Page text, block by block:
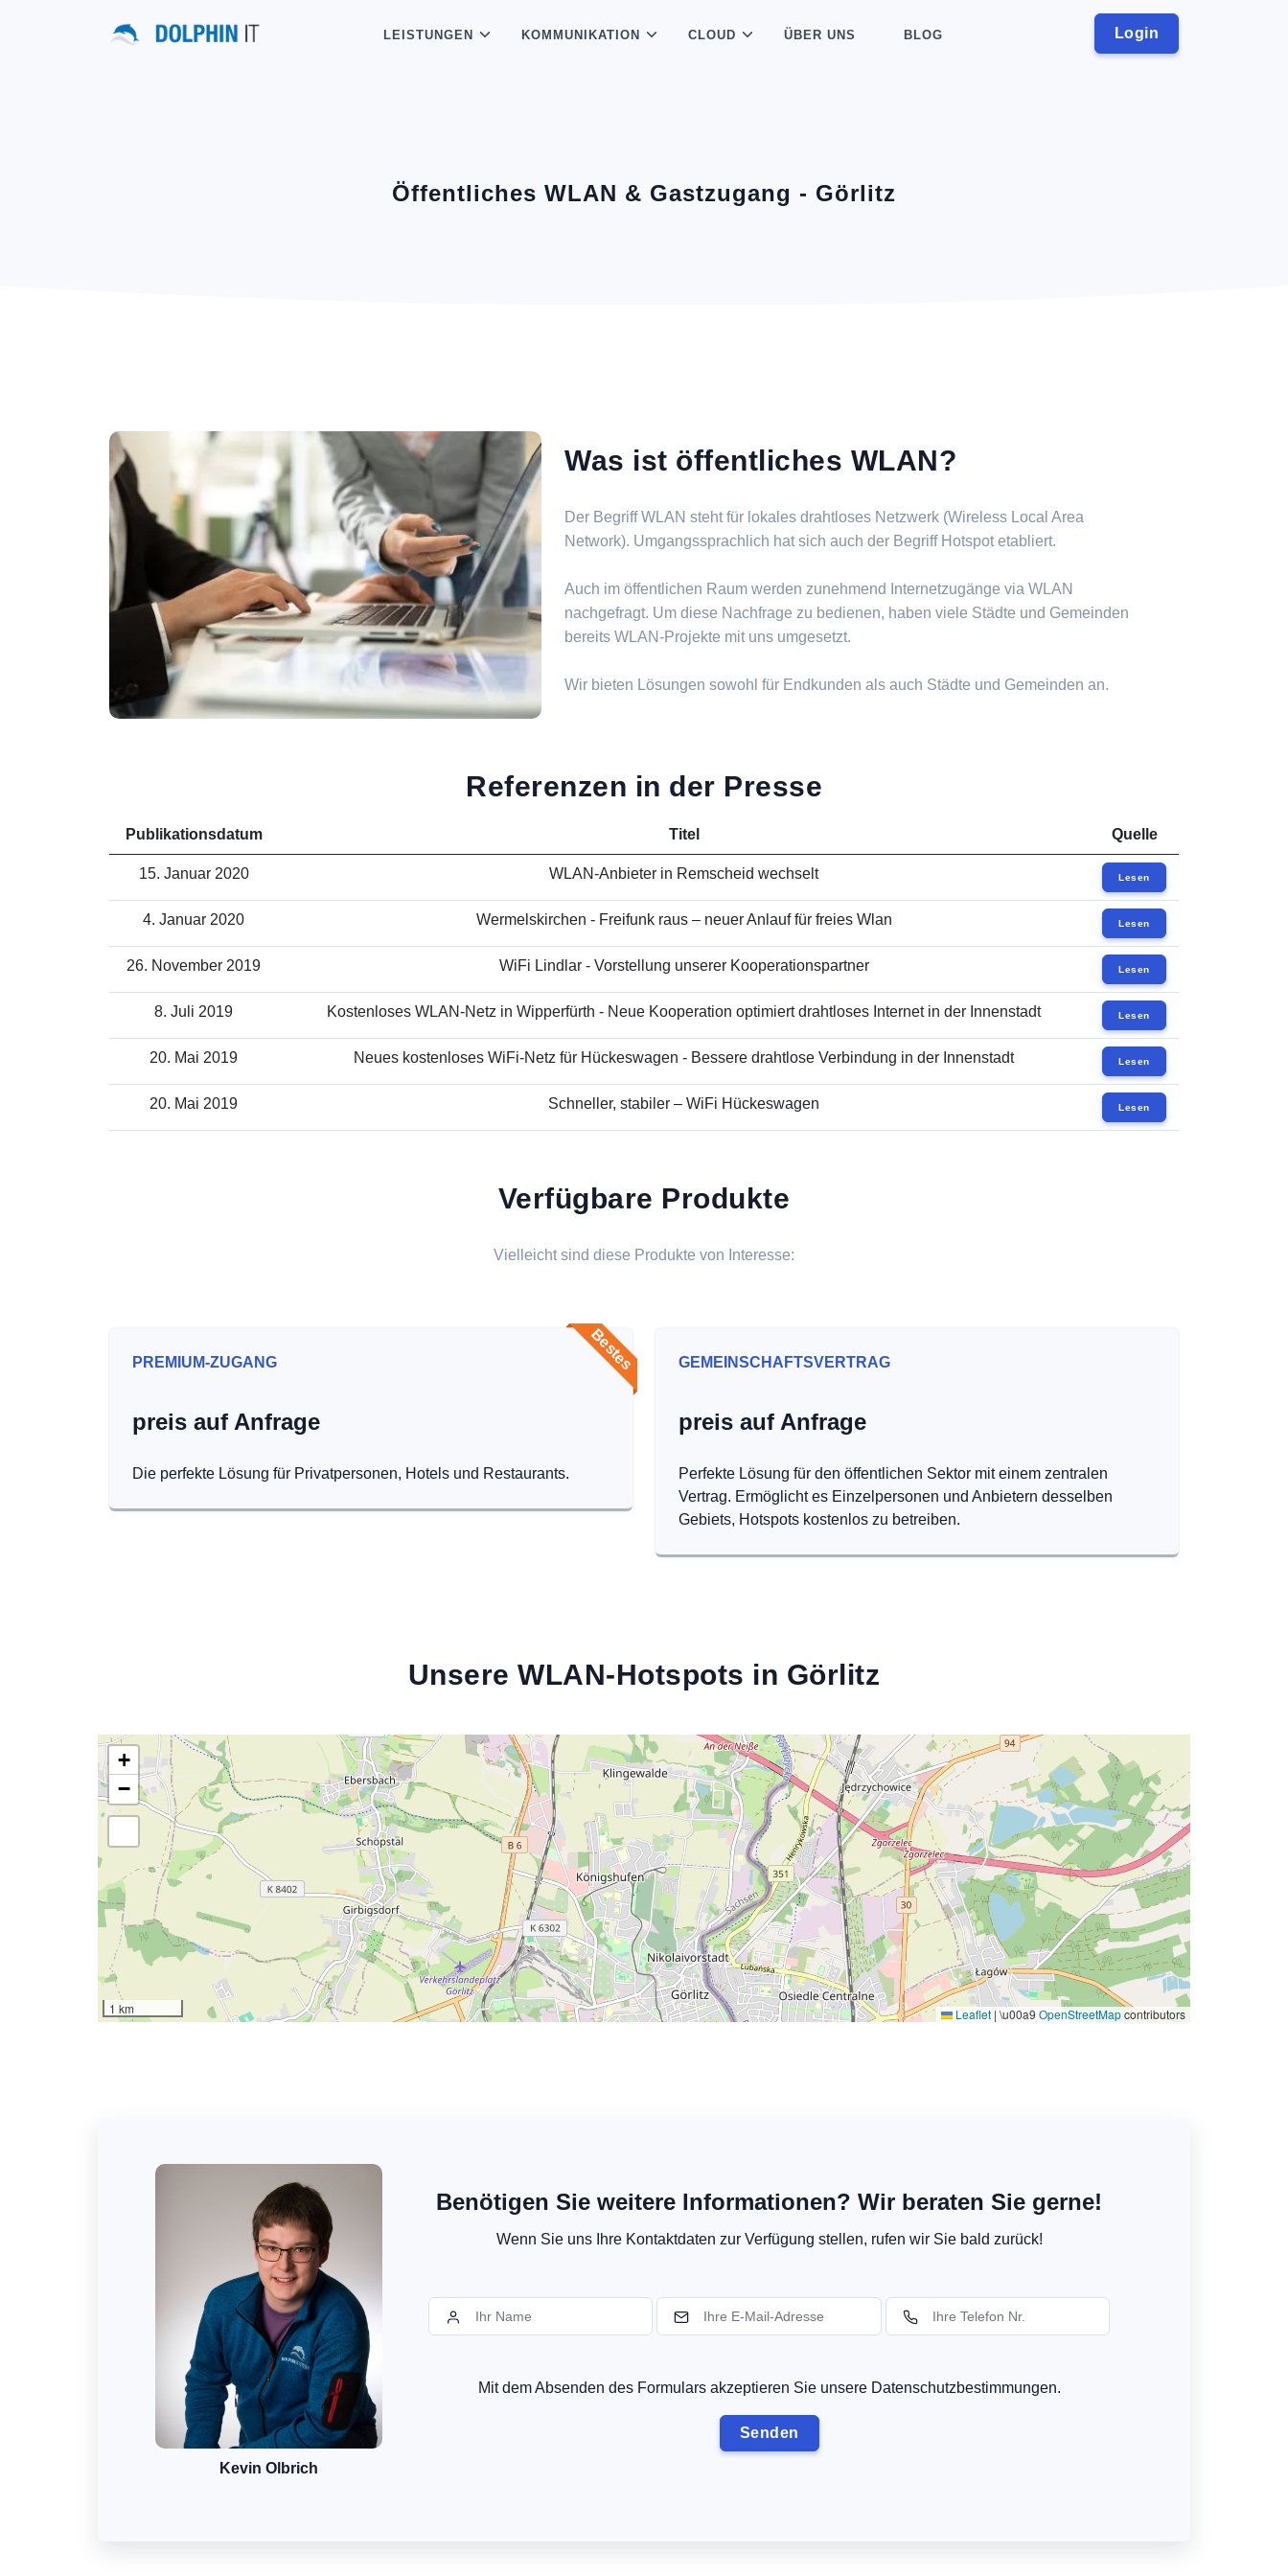
Login
LEISTUNGEN KOMMUNIKATION CLOUD ÜBER UNS BLOG
Öffentliches WLAN & Gastzugang - Görlitz
Was ist öffentliches WLAN?
Der Begriff WLAN steht für lokales drahtloses Netzwerk (Wireless Local Area
Network). Umgangssprachlich hat sich auch der Begriff Hotspot etabliert.
Auch im öffentlichen Raum werden zunehmend Internetzugänge via WLAN
nachgefragt. Um diese Nachfrage zu bedienen, haben viele Städte und Gemeinden
bereits WLAN-Projekte mit uns umgesetzt.
Wir bieten Lösungen sowohl für Endkunden als auch Städte und Gemeinden an.
Referenzen in der Presse
Publikationsdatum Titel Quelle
15. Januar 2020 WLAN-Anbieter in Remscheid wechselt Lesen
4. Januar 2020 Wermelskirchen - Freifunk raus – neuer Anlauf für freies Wlan Lesen
26. November 2019 WiFi Lindlar - Vorstellung unserer Kooperationspartner Lesen
8. Juli 2019 Kostenloses WLAN-Netz in Wipperfürth - Neue Kooperation optimiert drahtloses Internet in der Innenstadt Lesen
20. Mai 2019 Neues kostenloses WiFi-Netz für Hückeswagen - Bessere drahtlose Verbindung in der Innenstadt Lesen
20. Mai 2019 Schneller, stabiler – WiFi Hückeswagen Lesen
Verfügbare Produkte
Vielleicht sind diese Produkte von Interesse:
Bestes
PREMIUM-ZUGANG
preis auf Anfrage
Die perfekte Lösung für Privatpersonen, Hotels und Restaurants.
GEMEINSCHAFTSVERTRAG
preis auf Anfrage
Perfekte Lösung für den öffentlichen Sektor mit einem zentralen
Vertrag. Ermöglicht es Einzelpersonen und Anbietern desselben
Gebiets, Hotspots kostenlos zu betreiben.
Unsere WLAN-Hotspots in Görlitz
+
−
1 km Leaflet | \u00a9 OpenStreetMapcontributors
Kevin Olbrich
Benötigen Sie weitere Informationen? Wir beraten Sie gerne!
Wenn Sie uns Ihre Kontaktdaten zur Verfügung stellen, rufen wir Sie bald zurück!
Mit dem Absenden des Formulars akzeptieren Sie unsere Datenschutzbestimmungen.